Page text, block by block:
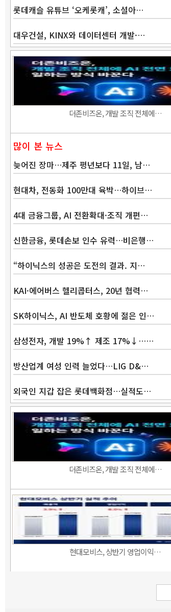
롯데캐슬 유튜브 ‘오케롯캐’, 소셜아…
대우건설, KINX와 데이터센터 개발·…
더존비즈온, 개발 조직 전체에…
많이 본 뉴스
늦어진 장마…제주 평년보다 11일, 남…
현대차, 전동화 100만대 육박…하이브…
4대 금융그룹, AI 전환확대·조직 개편…
신한금융, 롯데손보 인수 유력…비은행…
“하이닉스의 성공은 도전의 결과. 지…
KAI·에어버스 헬리콥터스, 20년 협력…
SK하이닉스, AI 반도체 호황에 젊은 인…
삼성전자, 개발 19%↑ 제조 17%↓……
방산업계 여성 인력 늘었다…LIG D&…
외국인 지갑 잡은 롯데백화점…실적도…
더존비즈온, 개발 조직 전체에…
현대모비스, 상반기 영업이익…